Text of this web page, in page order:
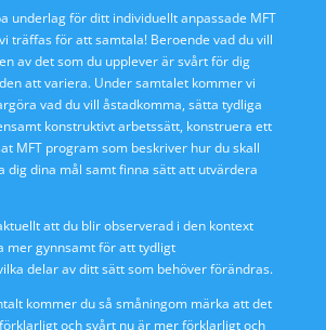
underlag för ditt individuellt anpassade MFT
träffas för att samtala! Beroende vad du vill
av det som du upplever är svårt för dig
att variera. Under samtalet kommer vi
vad du vill åstadkomma, sätta tydliga
konstruktivt arbetssätt, konstruera ett
MFT program som beskriver hur du skall
dig dina mål samt finna sätt att utvärdera
att du blir observerad i den kontext
mer gynnsamt för att tydligt
delar av ditt sätt som behöver förändras.
kommer du så småningom märka att det
och svårt nu är mer förklarligt och